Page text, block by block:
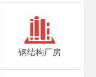
钢结构厂房